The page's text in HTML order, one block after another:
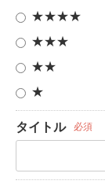
★★★★
★★★
★★
★
タイトル 必須